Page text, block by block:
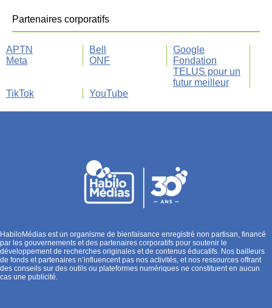
Partenaires corporatifs
APTN Bell
Google
Meta
ONF
Fondation
TELUS pour un
futur meilleur
TikTok
YouTube
HabiloMédias est un organisme de bienfaisance enregistré non partisan, financé
par les gouvernements et des partenaires corporatifs pour soutenir le
développement de recherches originales et de contenus éducatifs. Nos bailleurs
de fonds et partenaires n’influencent pas nos activités, et nos ressources offrant
des conseils sur des outils ou plateformes numériques ne constituent en aucun
cas une publicité.